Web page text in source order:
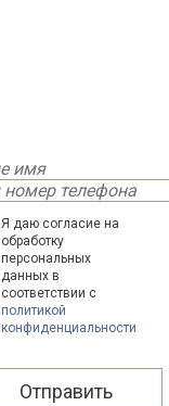
Я даю согласие на
обработку
персональных
данных в
соответствии с
политикой
конфиденциальности
Отправить